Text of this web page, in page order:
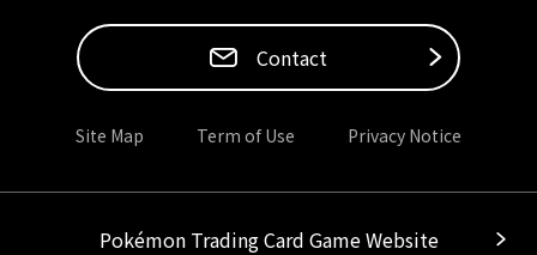
Contact
Site Map Term of Use Privacy Notice
Pokémon Trading Card Game Website